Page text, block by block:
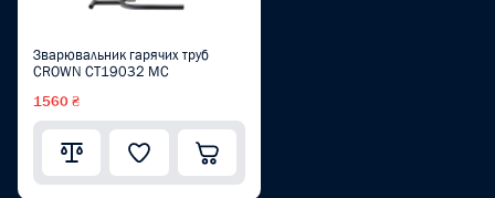
Зварювальник гарячих труб
CROWN CT19032 MC
1560 ₴